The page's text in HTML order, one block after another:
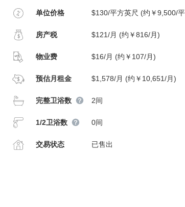
单位价格 $130/平方英尺 (约￥9,500/
房产税 $121/月 (约￥816/月)
物业费 $16/月 (约￥107/月)
预估月租金 $1,578/月 (约￥10,651/月)
完整卫浴数 2间
1/2卫浴数 0间
交易状态 已售出